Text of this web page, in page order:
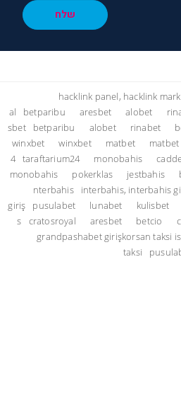
שלח
hacklink panel, hacklink
al
betparibu aresbet alobet
sbet
betparibu alobet rinabet
winxbet
winxbet matbet matbet
4 taraftarium24 monobahis
monobahis
pokerklas jestbahis
nterbahis
interbahis, interbahis
giriş
pusulabet lunabet kulisbet
s
cratosroyal aresbet betcio
grandpashabet girişkorsan taksi
taksi